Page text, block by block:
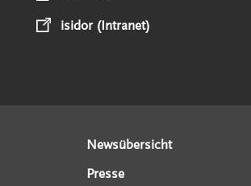
isidor (Intranet)
Newsübersicht
Presse